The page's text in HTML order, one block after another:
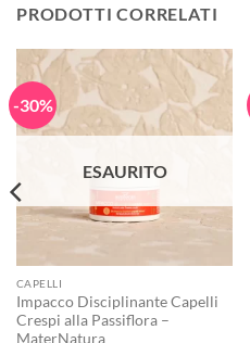
PRODOTTI CORRELATI
-30%
ESAURITO
CAPELLI
Impacco Disciplinante Capelli
Crespi alla Passiflora –
MaterNatura